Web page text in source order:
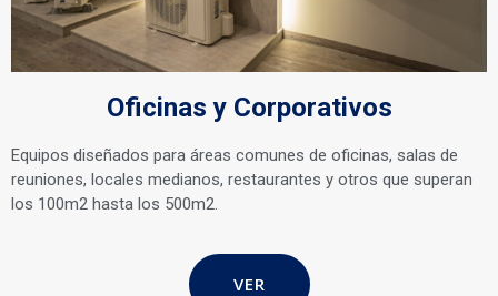
Oficinas y Corporativos
Equipos diseñados para áreas comunes de oficinas, salas de
reuniones, locales medianos, restaurantes y otros que superan
los 100m2 hasta los 500m2.
VER